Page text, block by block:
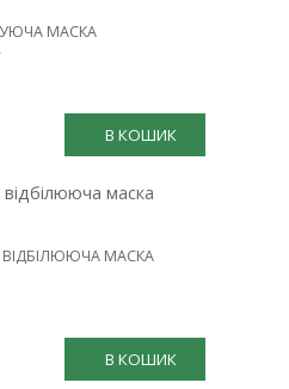
МАСКА
В КОШИК
МАСКА
В КОШИК